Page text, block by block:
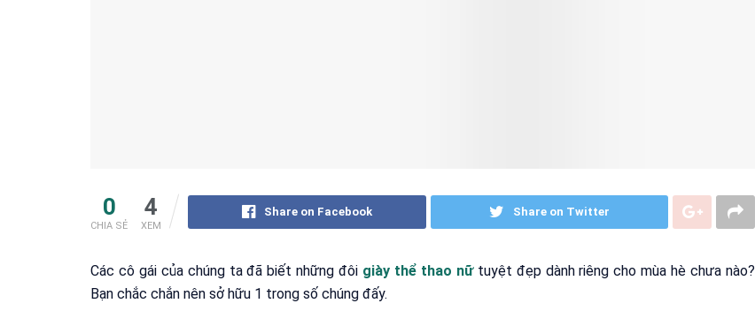
0
CHIA SẺ
4
XEM
Share on Facebook Share on Twitter
Các cô gái của chúng ta đã biết những đôi giày thể thao nữtuyệt đẹp dành riêng cho mùa hè chưa nào?
Bạn chắc chắn nên sở hữu 1 trong số chúng đấy.